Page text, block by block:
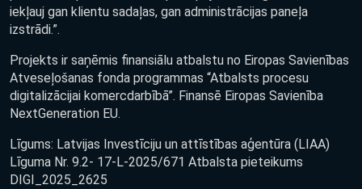
iekļauj gan klientu sadaļas, gan administrācijas paneļa
izstrādi.”.
Projekts ir saņēmis finansiālu atbalstu no Eiropas Savienības
Atveseļošanas fonda programmas “Atbalsts procesu
digitalizācijai komercdarbībā”. Finansē Eiropas Savienība
NextGeneration EU.
Līgums: Latvijas Investīciju un attīstības aģentūra (LIAA)
Līguma Nr. 9.2- 17-L-2025/671 Atbalsta pieteikums
DIGI_2025_2625